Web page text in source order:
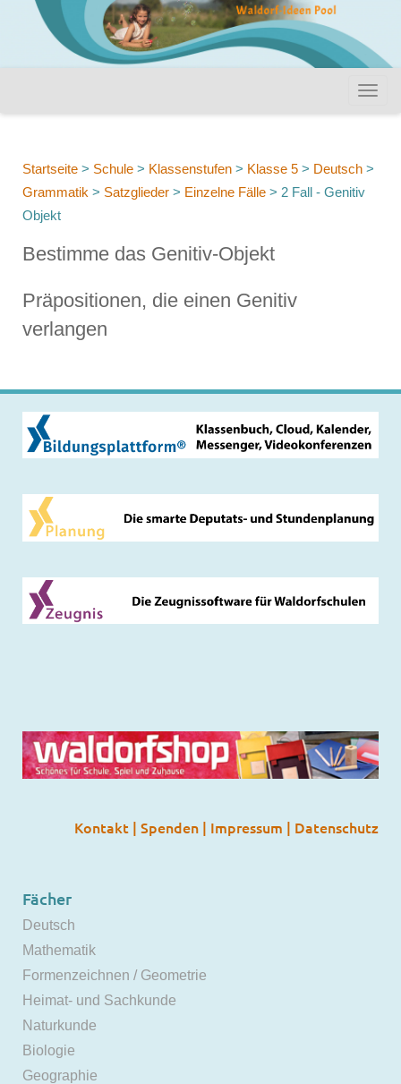
Startseite > Schule > Klassenstufen > Klasse 5 > Deutsch >
Grammatik > Satzglieder > Einzelne Fälle > 2 Fall - Genitiv
Objekt
Bestimme das Genitiv-Objekt
Präpositionen, die einen Genitiv
verlangen
Kontakt | Spenden | Impressum | Datenschutz
Fächer
Deutsch
Mathematik
Formenzeichnen / Geometrie
Heimat- und Sachkunde
Naturkunde
Biologie
Geographie